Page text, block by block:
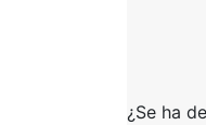
¿Se ha